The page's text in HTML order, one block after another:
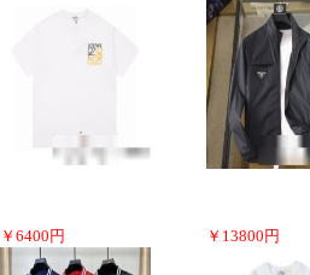
￥ 6400 円 ￥ 13800 円